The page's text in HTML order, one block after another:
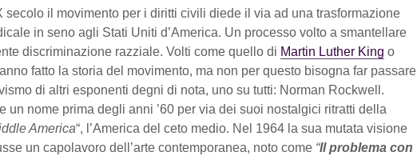
secolo il movimento per i diritti civili diede il via ad una trasformazione
in seno agli Stati Uniti d’America. Un processo volto a smantellare
discriminazione razziale. Volti come quello di Martin Luther King o
fatto la storia del movimento, ma non per questo bisogna far passare
di altri esponenti degni di nota, uno su tutti: Norman Rockwell.
un nome prima degli anni ’60 per via dei suoi nostalgici ritratti della
America“, l’America del ceto medio. Nel 1964 la sua mutata visione
un capolavoro dell’arte contemporanea, noto come “Il problema con